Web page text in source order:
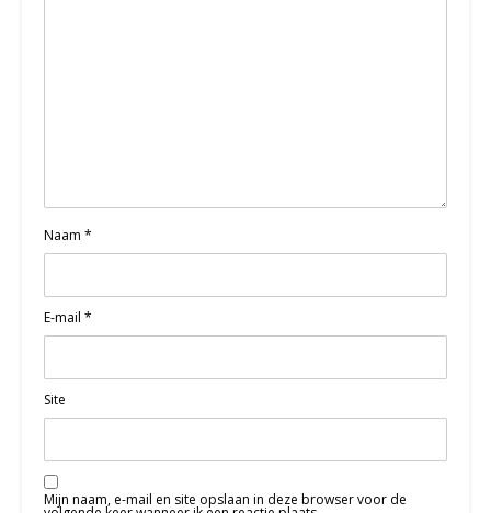
Naam *
E-mail *
Site
Mijn naam, e-mail en site opslaan in deze browser voor de